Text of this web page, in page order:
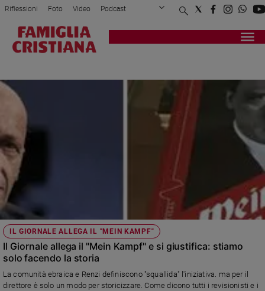
Attualità
Politica
Mondo
Legalità
e
giustizia
Sport
Papa
Papa
Chiesa
Chiesa
Riflessioni Foto Video Podcast
Privacy Policy Chi siamo
Registrati Redazione
IL GIORNALE ALLEGA IL "MEIN KAMPF"
Il Giornale allega il "Mein Kampf" e si giustifica: stiamo
solo facendo la storia
La comunità ebraica e Renzi definiscono "squallida" l'iniziativa. ma per il
direttore è solo un modo per storicizzare. Come dicono tutti i revisionisti e i